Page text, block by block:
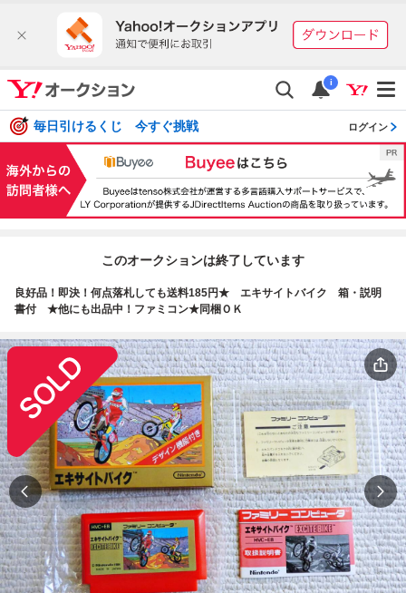
i
毎日引けるくじ 今すぐ挑戦 ログイン
このオークションは終了しています
良好品！即決！何点落札しても送料185円★ エキサイトバイク 箱・説明
書付 ★他にも出品中！ファミコン★同梱ＯＫ